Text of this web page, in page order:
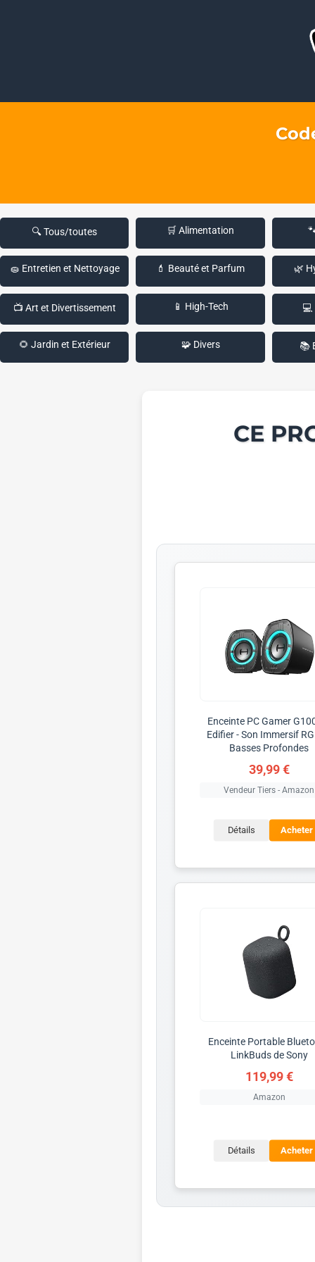
🔍 Tous/toutes 🛒 Alimentation
🧽 Entretien et Nettoyage 💄 Beauté et Parfum 🌿
📺 Art et Divertissement 📱 High-Tech 💻
🌻 Jardin et Extérieur 🧩 Divers 📚
CE
Enceinte PC Gamer
Edifier - Son Immersif
Basses Profondes
39,99 €
Vendeur Tiers - Amazon
Détails Acheter
Enceinte Portable
LinkBuds de Sony
119,99 €
Amazon
Détails Acheter